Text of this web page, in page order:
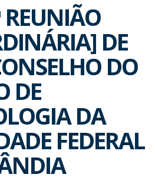
DE
DO
DE
DA
FEDERAL